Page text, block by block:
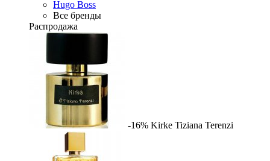
Hugo Boss
Все бренды
Распродажа
-16% Kirke Tiziana Terenzi